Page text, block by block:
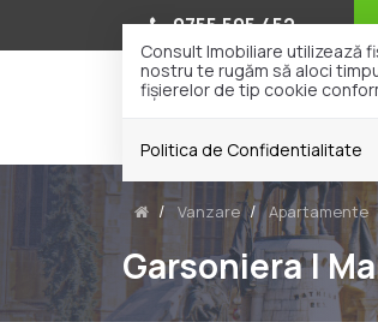
Consult Imobiliare utilizează
nostru te rugăm să aloci
fişierelor de tip cookie
Politica de Confidentialitate
0755.505.452
Vanzare Apartamente
Garsoniera |